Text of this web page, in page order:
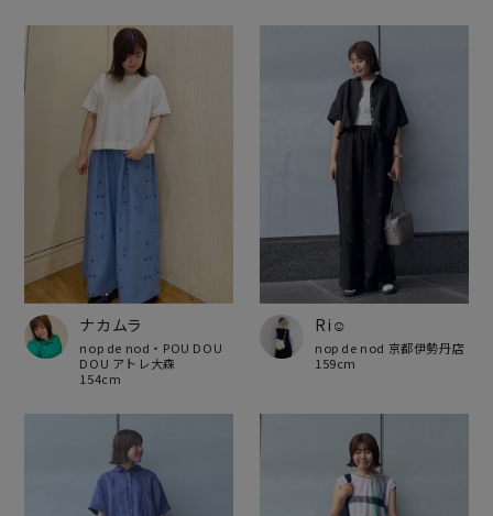
ナカムラ
nop de nod・POU DOU
DOU アトレ大森
154cm
Ri☺︎
nop de nod 京都伊勢丹店
159cm